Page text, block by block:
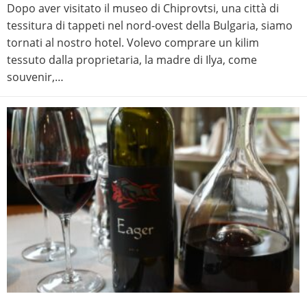
Dopo aver visitato il museo di Chiprovtsi, una città di
tessitura di tappeti nel nord-ovest della Bulgaria, siamo
tornati al nostro hotel. Volevo comprare un kilim
tessuto dalla proprietaria, la madre di Ilya, come
souvenir,…